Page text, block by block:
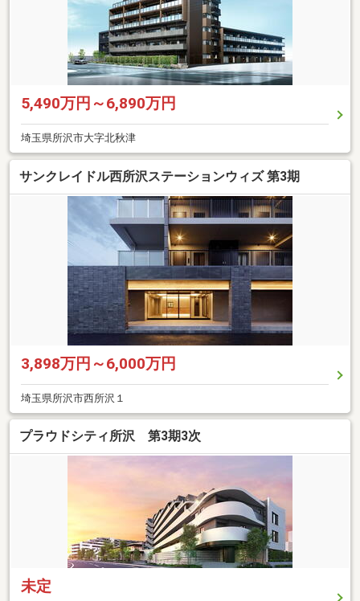
5,490万円～6,890万円
埼玉県所沢市大字北秋津
サンクレイドル西所沢ステーションウィズ 第3期
3,898万円～6,000万円
埼玉県所沢市西所沢１
プラウドシティ所沢 第3期3次
未定